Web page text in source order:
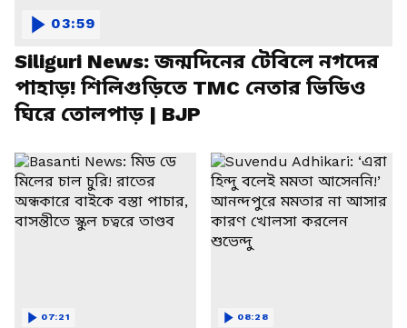
Siliguri News: জন্মদিনের টেবিলে নগদের
পাহাড়! শিলিগুড়িতে TMC নেতার ভিডিও
ঘিরে তোলপাড় | BJP
03:59
07:21 08:28